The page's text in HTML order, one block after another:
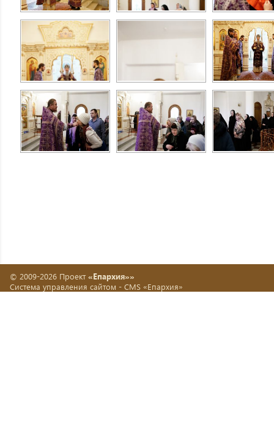
© 2009-2026 Проект «Епархия»»
Система управления сайтом - CMS «Епархия»